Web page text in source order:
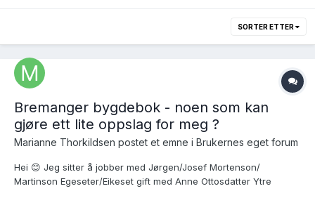
SORTER ETTER
Bremanger bygdebok - noen som kan
gjøre ett lite oppslag for meg ?
Marianne Thorkildsen postet et emne i Brukernes eget forum
Hei 😊 Jeg sitter å jobber med Jørgen/Josef Mortenson/
Martinson Egeseter/Eikeset gift med Anne Ottosdatter Ytre